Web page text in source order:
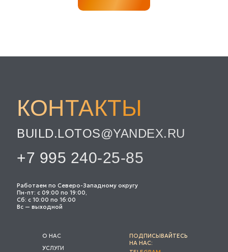
ПОДПИСЫВАЙТЕСЬ
НА НАС:
УСЛУГИ
О НАС
Работаем по Северо-Западному округу
Пн-пт: с 09:00 по 19:00,
Сб: с 10:00 по 16:00
Вс — выходной
+7 995 240-25-85
BUILD.LOTOS@YANDEX.RU
КОНТАКТЫ